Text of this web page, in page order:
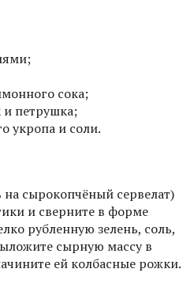
сока;
и петрушка;
укропа и соли.
сырокопчёный сервелат)
и сверните в форме
рубленную зелень, соль,
сырную массу в
ей колбасные рожки.